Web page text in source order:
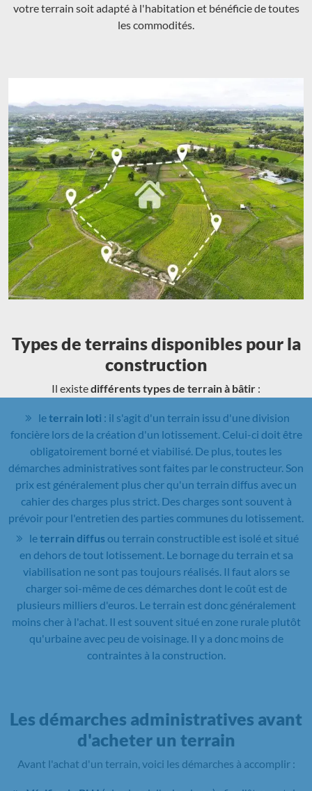
votre terrain soit adapté à l'habitation et bénéficie de toutes
les commodités.
Types de terrains disponibles pour la
construction
Il existedifférents types de terrain à bâtir :
leterrain loti : il s'agit d'un terrain issu d'une division
foncière lors de la création d'un lotissement. Celui-ci doit être
obligatoirement borné et viabilisé. De plus, toutes les
démarches administratives sont faites par le constructeur. Son
prix est généralement plus cher qu'un terrain diffus avec un
cahier des charges plus strict. Des charges sont souvent à
prévoir pour l'entretien des parties communes du lotissement.
leterrain diffusou terrain constructible est isolé et situé
en dehors de tout lotissement. Le bornage du terrain et sa
viabilisation ne sont pas toujours réalisés. Il faut alors se
charger soi-même de ces démarches dont le coût est de
plusieurs milliers d'euros. Le terrain est donc généralement
moins cher à l'achat. Il est souvent situé en zone rurale plutôt
qu'urbaine avec peu de voisinage. Il y a donc moins de
contraintes à la construction.
Les démarches administratives avant
d'acheter un terrain
Avant l'achat d'un terrain, voici les démarches à accomplir :